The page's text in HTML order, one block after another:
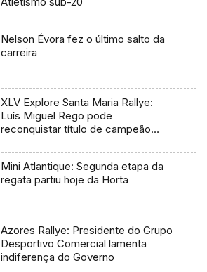
Nelson Évora fez o último salto da
carreira
XLV Explore Santa Maria Rallye:
Luís Miguel Rego pode
reconquistar título de campeão
Mini Atlantique: Segunda etapa da
regata partiu hoje da Horta
Azores Rallye: Presidente do Grupo
Desportivo Comercial lamenta
indiferença do Governo